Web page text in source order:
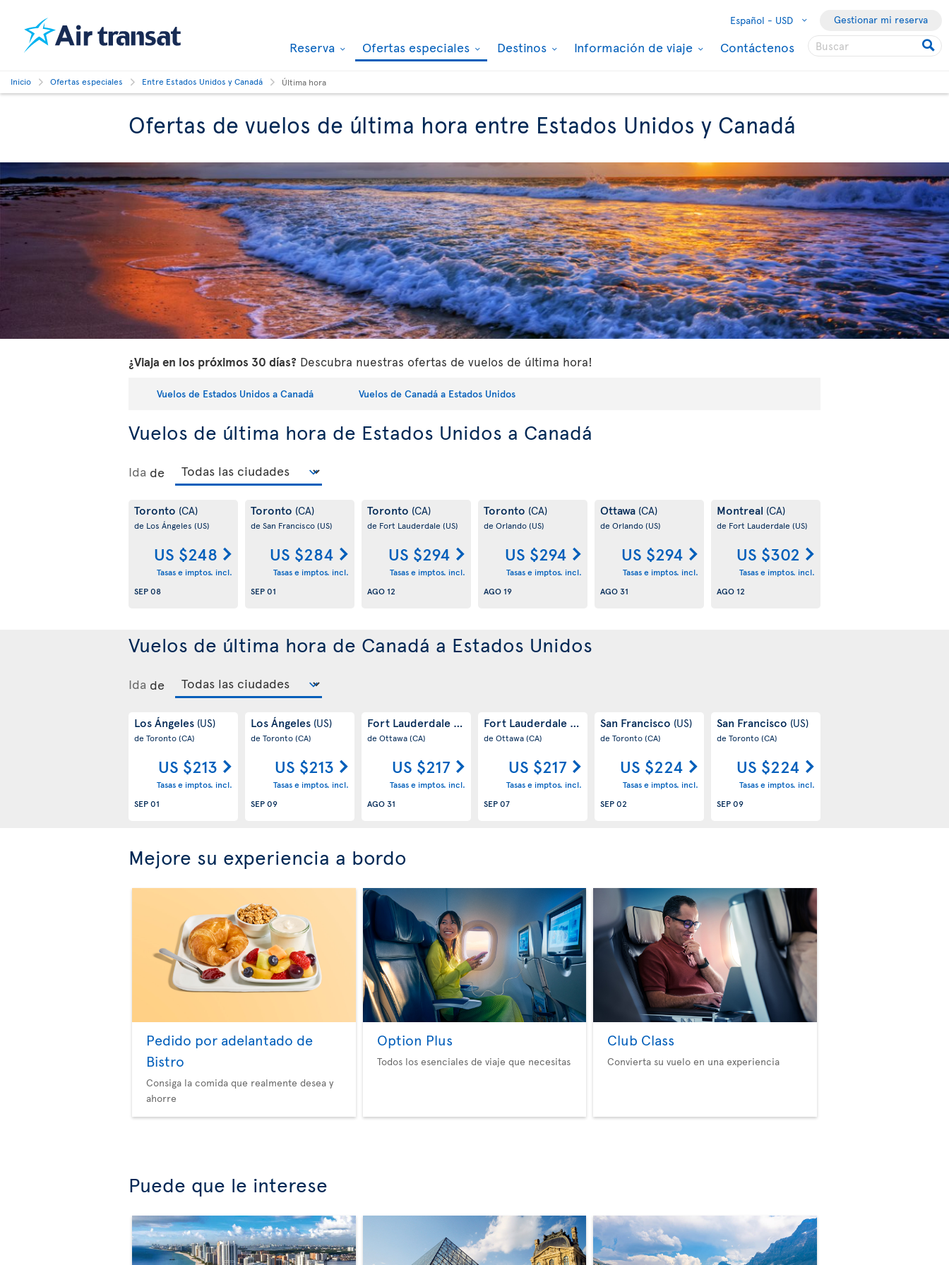
Español - USD Gestionar mi reserva
Reserva Ofertas especiales Destinos Información de viaje Contáctenos
Inicio Ofertas especiales Entre Estados Unidos y Canadá Última hora
Ofertas de vuelos de última hora entre Estados Unidos y Canadá
¿Viaja en los próximos 30 días? Descubra nuestras ofertas de vuelos de última hora!
Vuelos de Estados Unidos a Canadá Vuelos de Canadá a Estados Unidos
Vuelos de última hora de Estados Unidos a Canadá
Ida de
Toronto (CA)
de Los Ángeles (US)
US $248
Tasas e imptos. incl.
SEP 08
Toronto (CA)
de San Francisco(US)
US $284
Tasas e imptos. incl.
SEP 01
Toronto (CA)
de Fort Lauderdale (US)
US $294
Tasas e imptos. incl.
AGO 12
Toronto (CA)
de Orlando(US)
US $294
Tasas e imptos. incl.
AGO 19
Ottawa (CA)
de Orlando(US)
US $294
Tasas e imptos. incl.
AGO 31
Montreal (CA)
de Fort Lauderdale (US)
US $302
Tasas e imptos. incl.
AGO 12
Vuelos de última hora de Canadá a Estados Unidos
Ida de
Los Ángeles (US)
de Toronto(CA)
US $213
Tasas e imptos. incl.
SEP 01
Los Ángeles (US)
de Toronto(CA)
US $213
Tasas e imptos. incl.
SEP 09
Fort Lauderdale (US)
de Ottawa(CA)
US $217
Tasas e imptos. incl.
AGO 31
Fort Lauderdale (US)
de Ottawa(CA)
US $217
Tasas e imptos. incl.
SEP 07
San Francisco (US)
de Toronto(CA)
US $224
Tasas e imptos. incl.
SEP 02
San Francisco (US)
de Toronto(CA)
US $224
Tasas e imptos. incl.
SEP 09
Mejore su experiencia a bordo
Pedido por adelantado de
Bistro
Consiga la comida que realmente desea y
ahorre
Option Plus
Todos los esenciales de viaje que necesitas
Club Class
Convierta su vuelo en una experiencia
Puede que le interese